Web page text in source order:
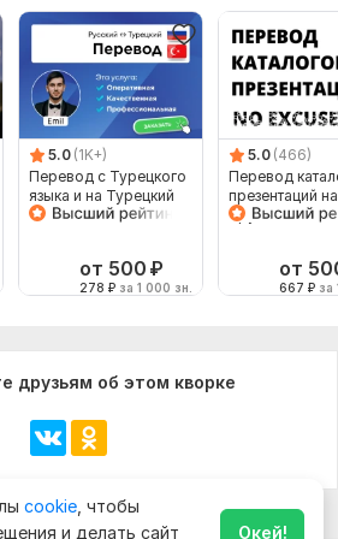
Русский
1 000 знаков
5.0 (1K+)
Перевод с Турецкого
языка и на Турецкий
язык от носителя
от 500 ₽
278 ₽ за 1 000 зн.
5.0 (466)
Перевод
презентаций на
другой язык с
от
667 ₽ за
друзьям об этом кворке
cookie , чтобы
и делать сайт
Окей!